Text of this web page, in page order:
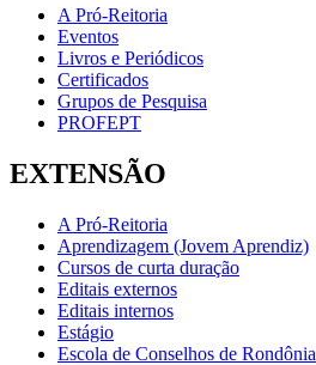
A Pró-Reitoria
Eventos
Livros e Periódicos
Certificados
Grupos de Pesquisa
PROFEPT
EXTENSÃO
A Pró-Reitoria
Aprendizagem (Jovem Aprendiz)
Cursos de curta duração
Editais externos
Editais internos
Estágio
Escola de Conselhos de Rondônia